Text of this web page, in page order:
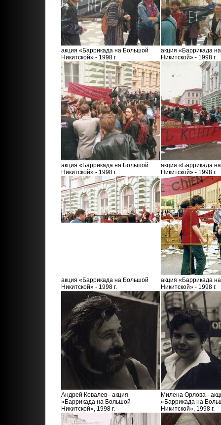
акция «Баррикада на Большой
Никитской» - 1998 г.
акция «Баррикада
Никитской» - 1998 г.
акция «Баррикада на Большой
Никитской» - 1998 г.
акция «Баррикада
Никитской» - 1998 г.
акция «Баррикада на Большой
Никитской» - 1998 г.
акция «Баррикада
Никитской» - 1998 г.
Андрей Ковалев - акция
«Баррикада на Большой
Никитской», 1998 г.
Милена Орлова -
«Баррикада на
Никитской», 1998 г.